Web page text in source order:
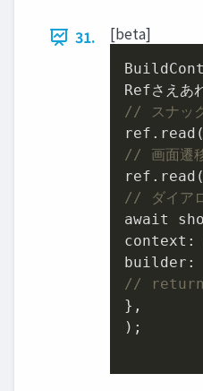
31. [beta]
// スナッ
ref .read
// 画面遷
ref .read
// ダイア
await
context:
//
},
);